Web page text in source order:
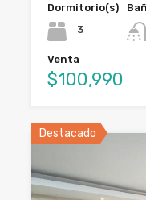
Dormitorio(s)
3
Venta
$100,990
Destacado